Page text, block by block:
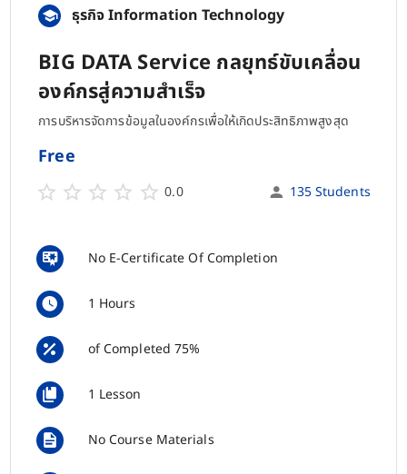
ธุรกิจ Information Technology
BIG DATA Service กลยุทธ์ขับเคลื่อน
องค์กรสู่ความสำเร็จ
การบริหารจัดการข้อมูลในองค์กรเพื่อให้เกิดประสิทธิภาพสูงสุด
Free
0.0 135 Students
No E-Certificate Of Completion
1 Hours
of Completed 75%
1 Lesson
No Course Materials